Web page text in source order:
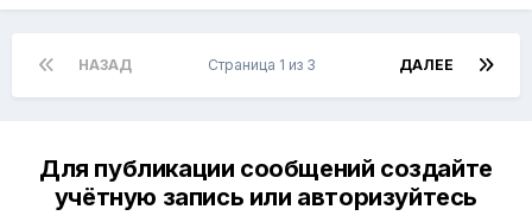
НАЗАД ДАЛЕЕ
Страница 1 из 3
Для публикации сообщений создайте
учётную запись или авторизуйтесь